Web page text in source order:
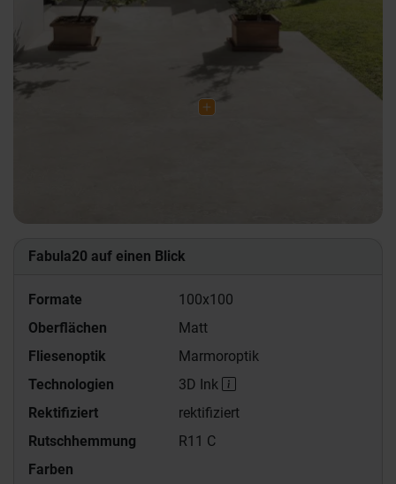
Fabula20 auf einen Blick
Formate
100x100
Oberflächen
Matt
Fliesenoptik
Marmoroptik
Technologien
3D Ink
Rektifiziert
rektifiziert
Rutschhemmung
R11 C
Farben